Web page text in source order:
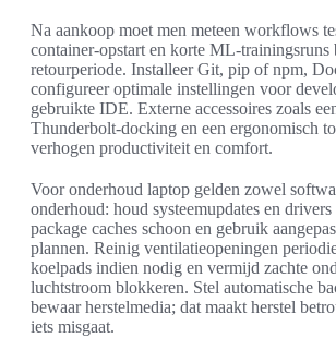
Na aankoop moet men meteen workflows
container-opstart en korte ML-trainingsruns
retourperiode. Installeer Git, pip of npm,
configureer optimale instellingen voor
gebruikte IDE. Externe accessoires zoals
Thunderbolt-docking en een ergonomisch
verhogen productiviteit en comfort.
Voor onderhoud laptop gelden zowel
onderhoud: houd systeemupdates en
package caches schoon en gebruik
plannen. Reinig ventilatieopeningen
koelpads indien nodig en vermijd zachte
luchtstroom blokkeren. Stel automatische
bewaar herstelmedia; dat maakt herstel
iets misgaat.